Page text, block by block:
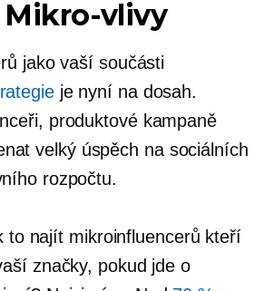
Mikro-vlivy
jako vaší součásti
je nyní na dosah.
produktové kampaně
velký úspěch na sociálních
rozpočtu.
to najít mikroinfluencerů kteří
značky, pokud jde o